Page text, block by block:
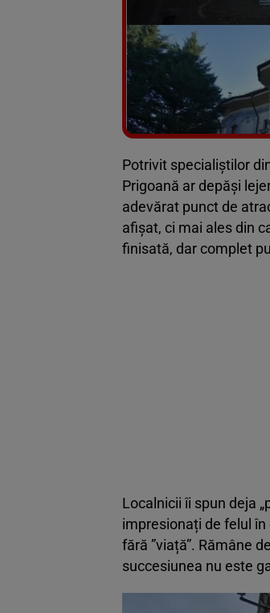
Potrivit specialiștilor
Prigoană ar depăși
adevărat punct de
afișat, ci mai ales din
finisată, dar complet
Localnicii îi spun deja
impresionați de felul
fără ”viață”. Rămâne
succesiunea nu este